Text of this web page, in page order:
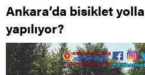
Ankara’da bisiklet
yapılıyor?